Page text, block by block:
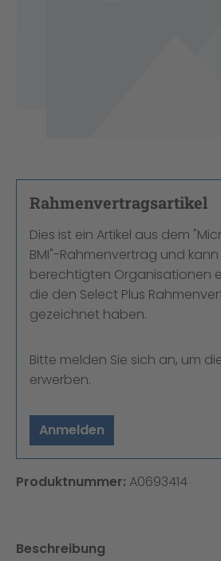
Rahmenvertragsartikel
Dies ist ein Artikel aus dem
BMI"-Rahmenvertrag und
berechtigten Organisationen
die den Select Plus
gezeichnet haben.
Bitte melden Sie sich an, um
erwerben.
Anmelden
Produktnummer: A0693414
Beschreibung